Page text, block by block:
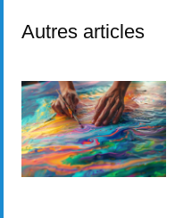
Autres articles